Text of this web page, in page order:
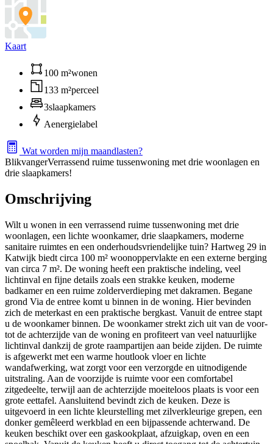
Kaart
100 m²wonen
133 m²perceel
3slaapkamers
Aenergielabel
Wat worden mijn maandlasten?
BlikvangerVerrassend ruime tussenwoning met drie woonlagen en
drie slaapkamers!
Omschrijving
Wilt u wonen in een verrassend ruime tussenwoning met drie
woonlagen, een lichte woonkamer, drie slaapkamers, moderne
sanitaire ruimtes en een onderhoudsvriendelijke tuin? Hartweg 29 in
Katwijk biedt circa 100 m² woonoppervlakte en een externe berging
van circa 7 m². De woning heeft een praktische indeling, veel
lichtinval en fijne details zoals een strakke keuken, moderne
badkamer en een ruime zolderverdieping met dakramen. Begane
grond Via de entree komt u binnen in de woning. Hier bevinden
zich de meterkast en een praktische bergkast. Vanuit de entree stapt
u de woonkamer binnen. De woonkamer strekt zich uit van de voor-
tot de achterzijde van de woning en profiteert van veel natuurlijke
lichtinval dankzij de grote raampartijen aan beide zijden. De ruimte
is afgewerkt met een warme houtlook vloer en lichte
wandafwerking, wat zorgt voor een verzorgde en uitnodigende
uitstraling. Aan de voorzijde is ruimte voor een comfortabel
zitgedeelte, terwijl aan de achterzijde moeiteloos plaats is voor een
grote eettafel. Aansluitend bevindt zich de keuken. Deze is
uitgevoerd in een lichte kleurstelling met zilverkleurige grepen, een
donker gemêleerd werkblad en een bijpassende achterwand. De
keuken beschikt over een gaskookplaat, afzuigkap, oven en een